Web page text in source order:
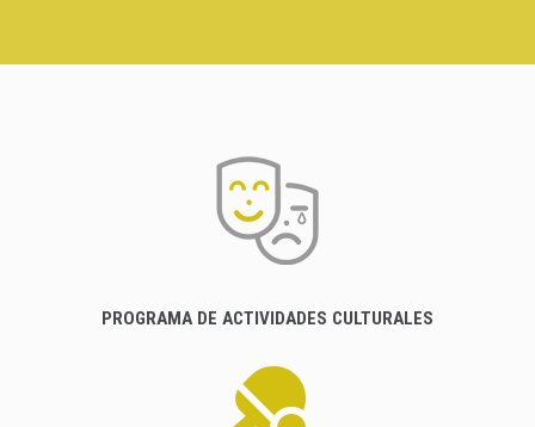
PROGRAMA DE ACTIVIDADES CULTURALES